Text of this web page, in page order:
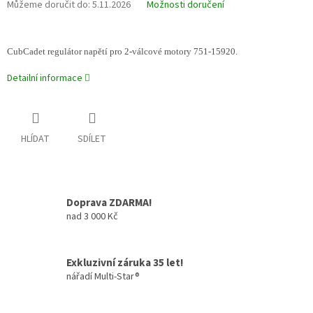
Můžeme doručit do: 5.11.2026 Možnosti doručení
CubCadet regulátor napětí pro 2-válcové motory 751-15920.
Detailní informace
HLÍDAT SDÍLET
Doprava ZDARMA!
nad 3 000 Kč
Exkluzivní záruka 35 let!
nářadí Multi-Star®